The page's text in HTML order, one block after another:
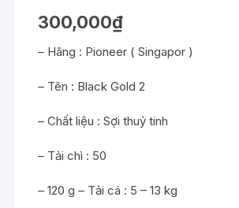
300,000₫
– Hãng : Pioneer ( Singapor )
– Tên : Black Gold 2
– Chất liệu : Sợi thuỷ tinh
– Tải chì : 50
– 120 g – Tải cá : 5 – 13 kg